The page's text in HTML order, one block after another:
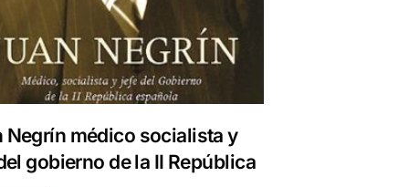
Negrín médico socialista y
gobierno de la II República